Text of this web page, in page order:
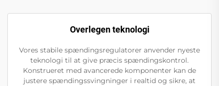
Overlegen teknologi
Vores stabile spændingsregulatorer anvender nyeste
teknologi til at give præcis spændingskontrol.
Konstrueret med avancerede komponenter kan de
justere spændingssvingninger i realtid og sikre, at